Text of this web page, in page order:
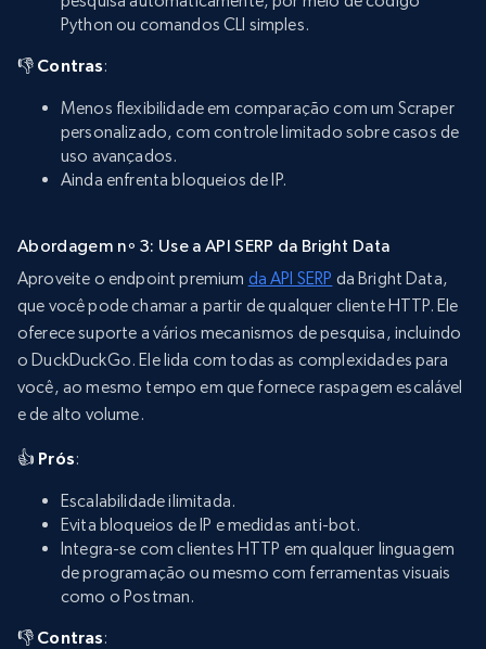
Python ou comandos CLI simples.
👎 Contras:
Menos flexibilidade em comparação com um Scraper
personalizado, com controle limitado sobre casos de
uso avançados.
Ainda enfrenta bloqueios de IP.
Abordagem nº 3: Use a API SERP da Bright Data
Aproveite o endpoint premium da API SERP da Bright Data,
que você pode chamar a partir de qualquer cliente HTTP. Ele
oferece suporte a vários mecanismos de pesquisa, incluindo
o DuckDuckGo. Ele lida com todas as complexidades para
você, ao mesmo tempo em que fornece raspagem escalável
e de alto volume.
👍 Prós:
Escalabilidade ilimitada.
Evita bloqueios de IP e medidas anti-bot.
Integra-se com clientes HTTP em qualquer linguagem
de programação ou mesmo com ferramentas visuais
como o Postman.
👎 Contras: